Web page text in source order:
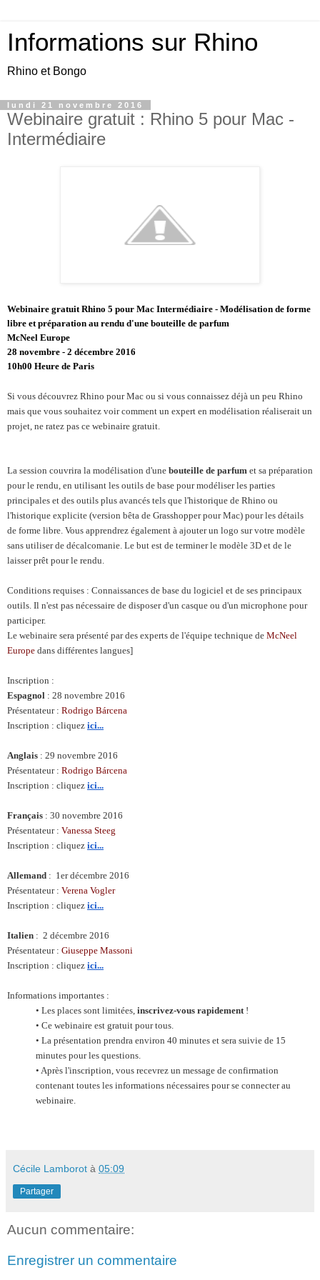
Informations sur Rhino
Rhino et Bongo
lundi 21 novembre 2016
Webinaire gratuit : Rhino 5 pour Mac -
Intermédiaire
Webinaire gratuit Rhino 5 pour Mac Intermédiaire - Modélisation de forme
libre et préparation au rendu d'une bouteille de parfum
McNeel Europe
28 novembre - 2 décembre 2016
10h00 Heure de Paris
Si vous découvrez Rhino pour Mac ou si vous connaissez déjà un peu Rhino
mais que vous souhaitez voir comment un expert en modélisation réaliserait un
projet, ne ratez pas ce webinaire gratuit.
La session couvrira la modélisation d'une bouteille de parfum et sa préparation
pour le rendu, en utilisant les outils de base pour modéliser les parties
principales et des outils plus avancés tels que l'historique de Rhino ou
l'historique explicite (version bêta de Grasshopper pour Mac) pour les détails
de forme libre. Vous apprendrez également à ajouter un logo sur votre modèle
sans utiliser de décalcomanie. Le but est de terminer le modèle 3D et de le
laisser prêt pour le rendu.
Conditions requises : Connaissances de base du logiciel et de ses principaux
outils. Il n'est pas nécessaire de disposer d'un casque ou d'un microphone pour
participer.
Le webinaire sera présenté par des experts de l'équipe technique de McNeel
Europe dans différentes langues]
Inscription :
Espagnol : 28 novembre 2016
Présentateur : Rodrigo Bárcena
Inscription : cliquez ici...
Anglais : 29 novembre 2016
Présentateur : Rodrigo Bárcena
Inscription : cliquez ici...
Français : 30 novembre 2016
Présentateur : Vanessa Steeg
Inscription : cliquez ici...
Allemand : 1er décembre 2016
Présentateur : Verena Vogler
Inscription : cliquez ici...
Italien : 2 décembre 2016
Présentateur : Giuseppe Massoni
Inscription : cliquez ici...
Informations importantes :
• Les places sont limitées, inscrivez-vous rapidement !
• Ce webinaire est gratuit pour tous.
• La présentation prendra environ 40 minutes et sera suivie de 15
minutes pour les questions.
• Après l'inscription, vous recevrez un message de confirmation
contenant toutes les informations nécessaires pour se connecter au
webinaire.
Cécile Lamborot à 05:09
Partager
Aucun commentaire:
Enregistrer un commentaire